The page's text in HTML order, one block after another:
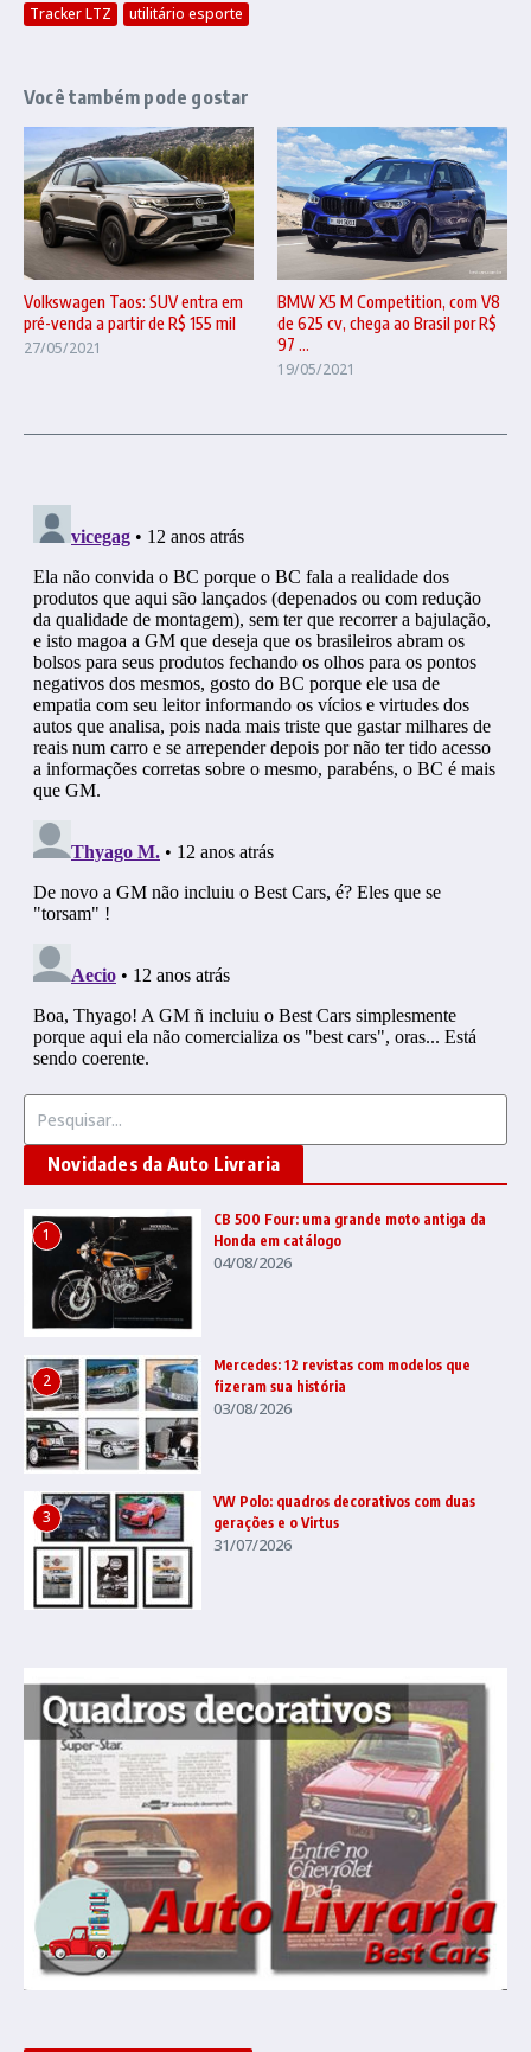
Tracker LTZ utilitário esporte
Você também pode gostar
Volkswagen Taos: SUV entra em
pré-venda a partir de R$ 155 mil
27/05/2021
BMW X5 M Competition, com V8
de 625 cv, chega ao Brasil por R$
97 ...
19/05/2021
Novidades da Auto Livraria
1
CB 500 Four: uma grande moto antiga da
Honda em catálogo
04/08/2026
2
Mercedes: 12 revistas com modelos que
fizeram sua história
03/08/2026
3
VW Polo: quadros decorativos com duas
gerações e o Virtus
31/07/2026